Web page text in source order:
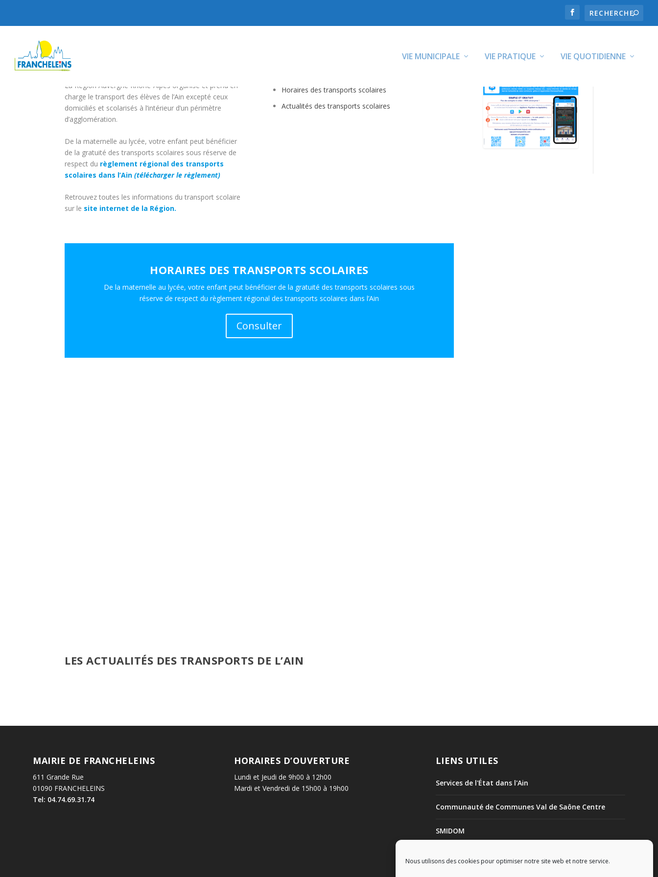
Nous utilisons des cookies pour optimiser notre site web et notre service.
VIE MUNICIPALE VIE PRATIQUE VIE QUOTIDIENNE
La Région Auvergne Rhône-Alpes organise et prend en
charge le transport des élèves de l’Ain excepté ceux
domiciliés et scolarisés à l’intérieur d’un périmètre
d’agglomération.
De la maternelle au lycée, votre enfant peut bénéficier
de la gratuité des transports scolaires sous réserve de
respect du règlement régional des transports
scolaires dans l’Ain (télécharger le règlement)
Retrouvez toutes les informations du transport scolaire
sur le site internet de la Région.
Horaires des transports scolaires
Actualités des transports scolaires
HORAIRES DES TRANSPORTS SCOLAIRES
De la maternelle au lycée, votre enfant peut bénéficier de la gratuité des transports scolaires sous
réserve de respect du règlement régional des transports scolaires dans l’Ain
Consulter
LES ACTUALITÉS DES TRANSPORTS DE L’AIN
MAIRIE DE FRANCHELEINS
611 Grande Rue
01090 FRANCHELEINS
Tel: 04.74.69.31.74
HORAIRES D’OUVERTURE
Lundi et Jeudi de 9h00 à 12h00
Mardi et Vendredi de 15h00 à 19h00
LIENS UTILES
Services de l'État dans l'Ain
Communauté de Communes Val de Saône Centre
SMIDOM
Saône